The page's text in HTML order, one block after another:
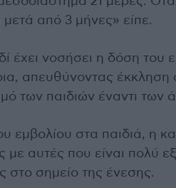
από 3 μήνες» είπε.
έχει νοσήσει η δόση του
απευθύνοντας έκκληση
των παιδιών έναντι των
εμβολίου στα παιδιά, η
αυτές που είναι πολύ
στο σημείο της ένεσης.